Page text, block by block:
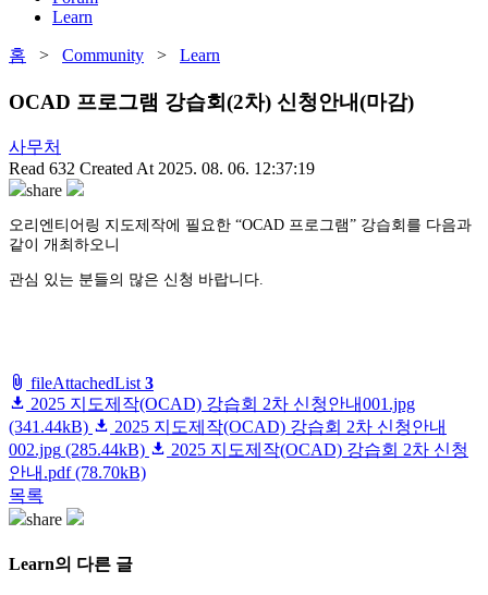
Learn
홈 > Community > Learn
OCAD 프로그램 강습회(2차) 신청안내(마감)
사무처
Read 632 Created At2025. 08. 06. 12:37:19
share
오리엔티어링 지도제작에 필요한 “OCAD 프로그램” 강습회를 다음과
같이 개최하오니
관심 있는 분들의 많은 신청 바랍니다.
fileAttachedList 3
2025 지도제작(OCAD) 강습회 2차 신청안내001.jpg
(341.44kB)
2025 지도제작(OCAD) 강습회 2차 신청안내
002.jpg (285.44kB)
2025 지도제작(OCAD) 강습회 2차 신청
안내.pdf (78.70kB)
목록
share
Learn의 다른 글